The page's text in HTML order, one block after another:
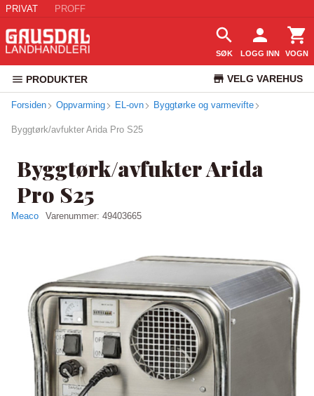
PRIVAT PROFF
SØK LOGG INN VOGN
PRODUKTER VELG VAREHUS
KUNDESERVICE
Forsiden Oppvarming EL-ovn Byggtørke og varmevifte
Byggtørk/avfukter Arida Pro S25
Byggtørk/avfukter Arida
Pro S25
Meaco Varenummer: 49403665